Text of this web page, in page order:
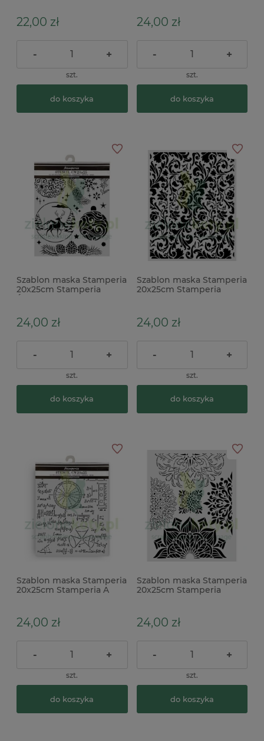
22,00 zł
- +
szt.
do koszyka
24,00 zł
- +
szt.
do koszyka
Szablon maska Stamperia
20x25cm Stamperia
24,00 zł
- +
szt.
do koszyka
Szablon maska Stamperia
20x25cm Stamperia
24,00 zł
- +
szt.
do koszyka
Szablon maska Stamperia
20x25cm Stamperia A
24,00 zł
- +
szt.
do koszyka
Szablon maska Stamperia
20x25cm Stamperia
24,00 zł
- +
szt.
do koszyka